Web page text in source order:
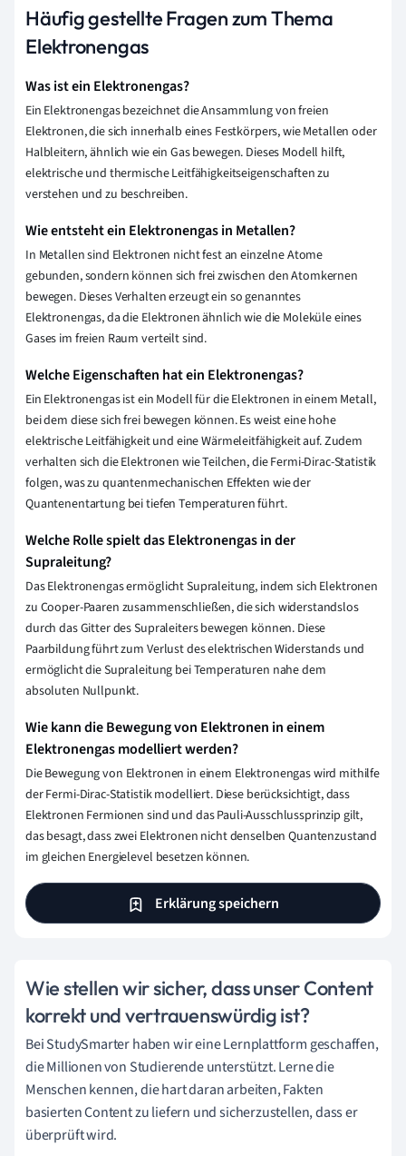
Häufig gestellte Fragen zum Thema
Elektronengas
Was ist ein Elektronengas?
Ein Elektronengas bezeichnet die Ansammlung von freien
Elektronen, die sich innerhalb eines Festkörpers, wie Metallen oder
Halbleitern, ähnlich wie ein Gas bewegen. Dieses Modell hilft,
elektrische und thermische Leitfähigkeitseigenschaften zu
verstehen und zu beschreiben.
Wie entsteht ein Elektronengas in Metallen?
In Metallen sind Elektronen nicht fest an einzelne Atome
gebunden, sondern können sich frei zwischen den Atomkernen
bewegen. Dieses Verhalten erzeugt ein so genanntes
Elektronengas, da die Elektronen ähnlich wie die Moleküle eines
Gases im freien Raum verteilt sind.
Welche Eigenschaften hat ein Elektronengas?
Ein Elektronengas ist ein Modell für die Elektronen in einem Metall,
bei dem diese sich frei bewegen können. Es weist eine hohe
elektrische Leitfähigkeit und eine Wärmeleitfähigkeit auf. Zudem
verhalten sich die Elektronen wie Teilchen, die Fermi-Dirac-Statistik
folgen, was zu quantenmechanischen Effekten wie der
Quantenentartung bei tiefen Temperaturen führt.
Welche Rolle spielt das Elektronengas in der
Supraleitung?
Das Elektronengas ermöglicht Supraleitung, indem sich Elektronen
zu Cooper-Paaren zusammenschließen, die sich widerstandslos
durch das Gitter des Supraleiters bewegen können. Diese
Paarbildung führt zum Verlust des elektrischen Widerstands und
ermöglicht die Supraleitung bei Temperaturen nahe dem
absoluten Nullpunkt.
Wie kann die Bewegung von Elektronen in einem
Elektronengas modelliert werden?
Die Bewegung von Elektronen in einem Elektronengas wird mithilfe
der Fermi-Dirac-Statistik modelliert. Diese berücksichtigt, dass
Elektronen Fermionen sind und das Pauli-Ausschlussprinzip gilt,
das besagt, dass zwei Elektronen nicht denselben Quantenzustand
im gleichen Energielevel besetzen können.
Erklärung speichern
Wie stellen wir sicher, dass unser Content
korrekt und vertrauenswürdig ist?
Bei StudySmarter haben wir eine Lernplattform geschaffen,
die Millionen von Studierende unterstützt. Lerne die
Menschen kennen, die hart daran arbeiten, Fakten
basierten Content zu liefern und sicherzustellen, dass er
überprüft wird.